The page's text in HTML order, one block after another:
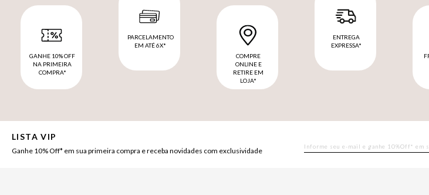
GANHE 10% OFF
NA PRIMEIRA
COMPRA*
PARCELAMENTO
EM ATÉ 6X*
COMPRE
ONLINE E
RETIRE EM
LOJA*
ENTREGA
EXPRESSA*
LISTA VIP
Ganhe 10% Off* em sua primeira compra e receba novidades com exclusividade